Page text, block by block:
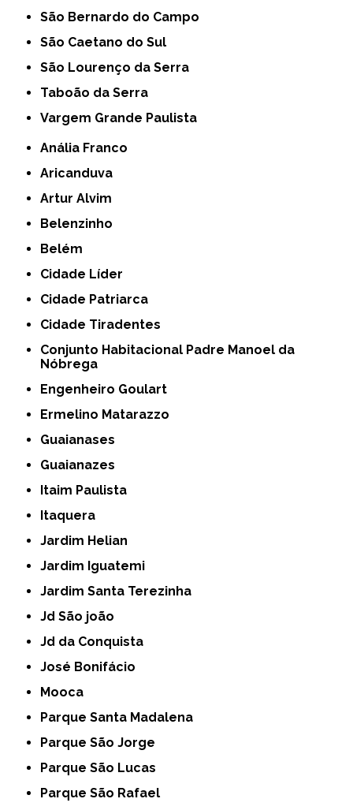
São Bernardo do Campo
São Caetano do Sul
São Lourenço da Serra
Taboão da Serra
Vargem Grande Paulista
Anália Franco
Aricanduva
Artur Alvim
Belenzinho
Belém
Cidade Líder
Cidade Patriarca
Cidade Tiradentes
Conjunto Habitacional Padre Manoel da
Nóbrega
Engenheiro Goulart
Ermelino Matarazzo
Guaianases
Guaianazes
Itaim Paulista
Itaquera
Jardim Helian
Jardim Iguatemi
Jardim Santa Terezinha
Jd São joão
Jd da Conquista
José Bonifácio
Mooca
Parque Santa Madalena
Parque São Jorge
Parque São Lucas
Parque São Rafael